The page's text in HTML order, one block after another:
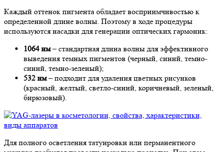
Каждый оттенок пигмента обладает восприимчивостью к
определенной длине волны. Поэтому в ходе процедуры
используются насадки для генерации оптических гармоник:
1064 нм– стандартная длина волны для эффективного
выведения темных пигментов (черный, синий, темно-
синий, темно-зеленый);
532 нм– подходит для удаления цветных рисунков
(красный, желтый, светло-синий, коричневый, зеленый,
бирюзовый).
Для полного осветления татуировки или перманентного